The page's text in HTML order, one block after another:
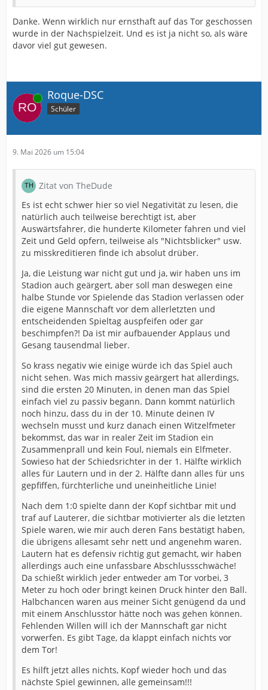
Danke. Wenn wirklich nur ernsthaft auf das Tor geschossen
wurde in der Nachspielzeit. Und es ist ja nicht so, als wäre
davor viel gut gewesen.
Online Roque-DSC
Schüler
9. Mai 2026 um 15:04
Zitat von TheDude
Es ist echt schwer hier so viel Negativität zu lesen, die
natürlich auch teilweise berechtigt ist, aber
Auswärtsfahrer, die hunderte Kilometer fahren und viel
Zeit und Geld opfern, teilweise als "Nichtsblicker" usw.
zu misskreditieren finde ich absolut drüber.
Ja, die Leistung war nicht gut und ja, wir haben uns im
Stadion auch geärgert, aber soll man deswegen eine
halbe Stunde vor Spielende das Stadion verlassen oder
die eigene Mannschaft vor dem allerletzten und
entscheidenden Spieltag auspfeifen oder gar
beschimpfen?! Da ist mir aufbauender Applaus und
Gesang tausendmal lieber.
So krass negativ wie einige würde ich das Spiel auch
nicht sehen. Was mich massiv geärgert hat allerdings,
sind die ersten 20 Minuten, in denen man das Spiel
einfach viel zu passiv begann. Dann kommt natürlich
noch hinzu, dass du in der 10. Minute deinen IV
wechseln musst und kurz danach einen Witzelfmeter
bekommst, das war in realer Zeit im Stadion ein
Zusammenprall und kein Foul, niemals ein Elfmeter.
Sowieso hat der Schiedsrichter in der 1. Hälfte wirklich
alles für Lautern und in der 2. Hälfte dann alles für uns
gepfiffen, fürchterliche und uneinheitliche Linie!
Nach dem 1:0 spielte dann der Kopf sichtbar mit und
traf auf Lauterer, die sichtbar motivierter als die letzten
Spiele waren, wie mir auch deren Fans bestätigt haben,
die übrigens allesamt sehr nett und angenehm waren.
Lautern hat es defensiv richtig gut gemacht, wir haben
allerdings auch eine unfassbare Abschlussschwäche!
Da schießt wirklich jeder entweder am Tor vorbei, 3
Meter zu hoch oder bringt keinen Druck hinter den Ball.
Halbchancen waren aus meiner Sicht genügend da und
mit einem Anschlusstor hätte noch was gehen können.
Fehlenden Willen will ich der Mannschaft gar nicht
vorwerfen. Es gibt Tage, da klappt einfach nichts vor
dem Tor!
Es hilft jetzt alles nichts, Kopf wieder hoch und das
nächste Spiel gewinnen, alle gemeinsam!!!